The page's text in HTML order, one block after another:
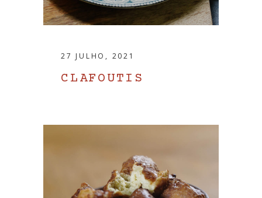
27 JULHO, 2021
CLAFOUTIS